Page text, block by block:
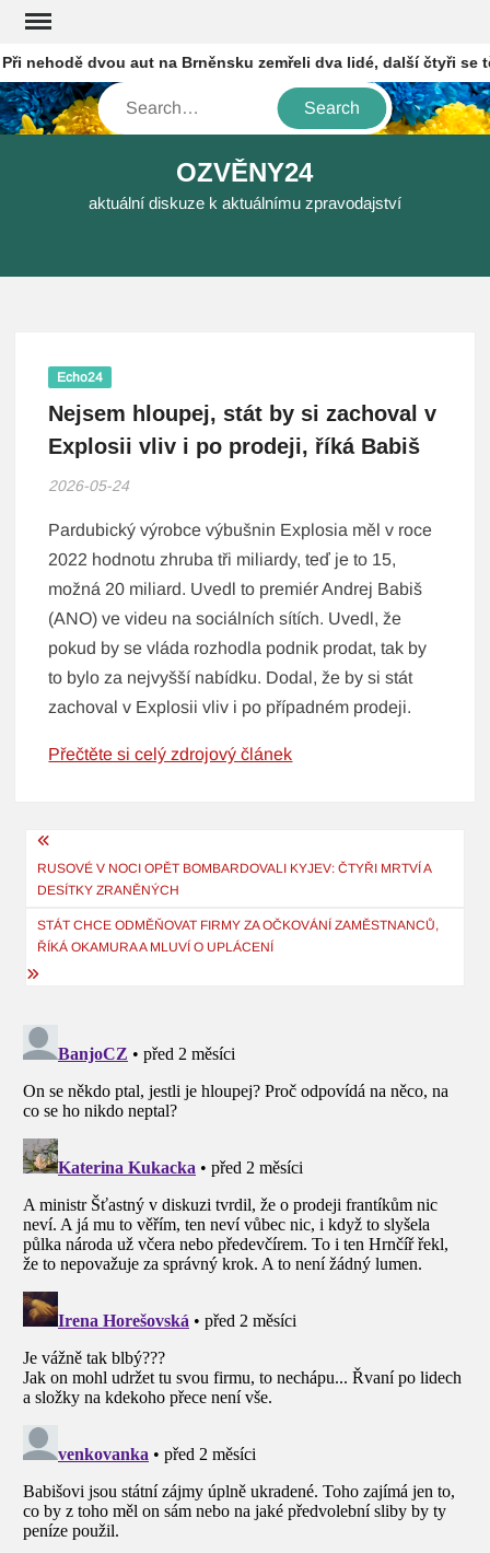
Skip
content
dvou aut na Brněnsku zemřeli dva lidé, další čtyři se
Search
OZVĚNY24
aktuální diskuze k aktuálnímu zpravodajství
Echo24
Nejsem hloupej, stát by si zachoval v
Explosii vliv i po prodeji, říká Babiš
2026-05-24
Pardubický výrobce výbušnin Explosia měl v roce
2022 hodnotu zhruba tři miliardy, teď je to 15,
možná 20 miliard. Uvedl to premiér Andrej Babiš
(ANO) ve videu na sociálních sítích. Uvedl, že
pokud by se vláda rozhodla podnik prodat, tak by
to bylo za nejvyšší nabídku. Dodal, že by si stát
zachoval v Explosii vliv i po případném prodeji.
Přečtěte si celý zdrojový článek
Navigace
pro
příspěvek
RUSOVÉ V NOCI OPĚT BOMBARDOVALI KYJEV: ČTYŘI MRTVÍ A
DESÍTKY ZRANĚNÝCH
STÁT CHCE ODMĚŇOVAT FIRMY ZA OČKOVÁNÍ ZAMĚSTNANCŮ,
ŘÍKÁ OKAMURA A MLUVÍ O UPLÁCENÍ